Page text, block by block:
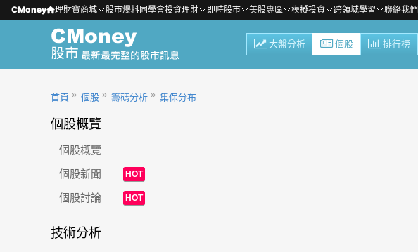
CMoney 理財寶商城 股市爆料同學會投資理財 即時股市 美股專區 模擬投資 跨領域學習 聯絡我們
大盤分析 個股 排行榜
首頁 個股 籌碼分析 集保分布
個股概覽
個股概覽
個股新聞
HOT
個股討論 HOT
技術分析